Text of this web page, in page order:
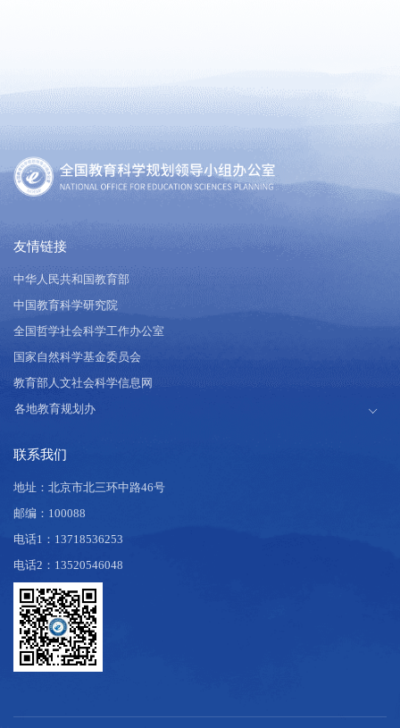
友情链接
中华人民共和国教育部
中国教育科学研究院
全国哲学社会科学工作办公室
国家自然科学基金委员会
教育部人文社会科学信息网
联系我们
地址：北京市北三环中路46号
邮编：100088
电话1：13718536253
电话2：13520546048